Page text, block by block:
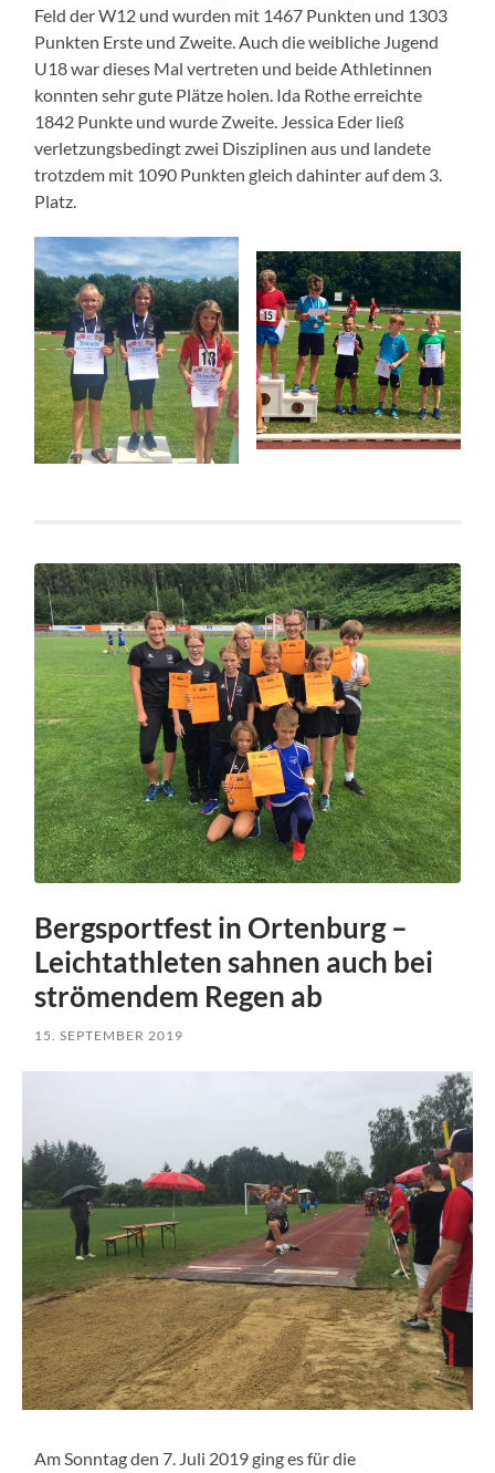
Feld der W12 und wurden mit 1467 Punkten und 1303
Punkten Erste und Zweite. Auch die weibliche Jugend
U18 war dieses Mal vertreten und beide Athletinnen
konnten sehr gute Plätze holen. Ida Rothe erreichte
1842 Punkte und wurde Zweite. Jessica Eder ließ
verletzungsbedingt zwei Disziplinen aus und landete
trotzdem mit 1090 Punkten gleich dahinter auf dem 3.
Platz.
Bergsportfest in Ortenburg –
Leichtathleten sahnen auch bei
strömendem Regen ab
15. SEPTEMBER 2019
Am Sonntag den 7. Juli 2019 ging es für die